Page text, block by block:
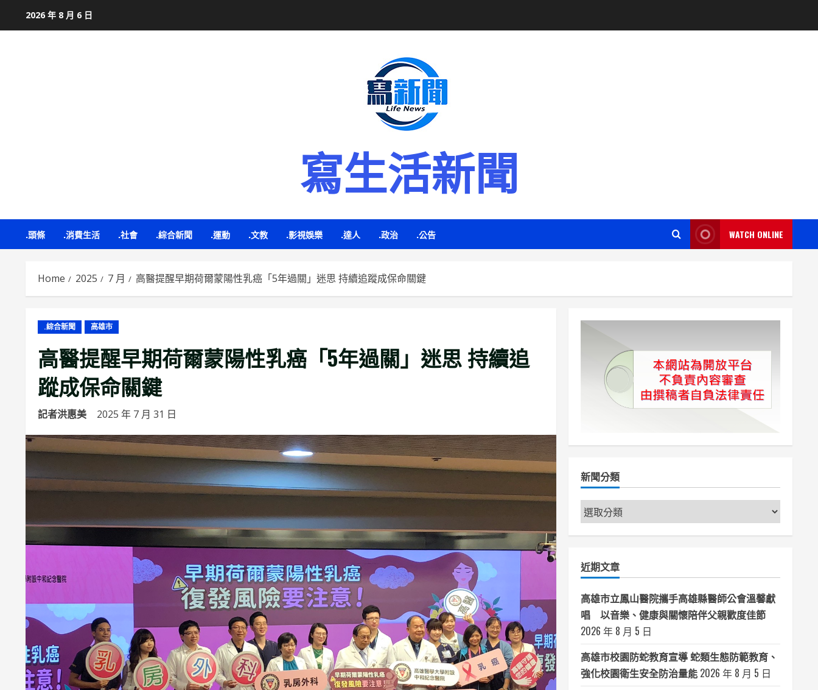
2026 年 8 月 6 日
寫生活新聞
.頭條 .消費生活 .社會 .綜合新聞 .運動 .文教 .影視娛樂 .達人 .政治 .公告 WATCH ONLINE
Home 2025 7 月 高醫提醒早期荷爾蒙陽性乳癌「5年過關」迷思 持續追蹤成保命關鍵
.綜合新聞 高雄市
高醫提醒早期荷爾蒙陽性乳癌「5年過關」迷思 持續追
蹤成保命關鍵
記者洪惠美 2025 年 7 月 31 日
新聞分類
新
聞
分
近期文章
高雄市立鳳山醫院攜手高雄縣醫師公會溫馨獻
唱 以音樂、健康與關懷陪伴父親歡度佳節
2026 年 8 月 5 日
高雄市校園防蛇教育宣導 蛇類生態防範教育、
強化校園衛生安全防治量能 2026 年 8 月 5 日